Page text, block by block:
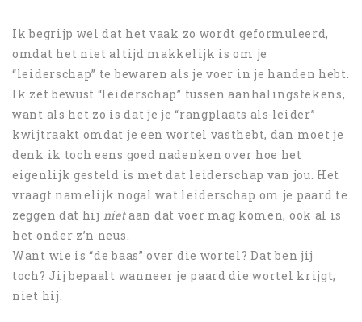
Ik begrijp wel dat het vaak zo wordt geformuleerd,
omdat het niet altijd makkelijk is om je
“leiderschap” te bewaren als je voer in je handen hebt.
Ik zet bewust “leiderschap” tussen aanhalingstekens,
want als het zo is dat je je “rangplaats als leider”
kwijtraakt omdat je een wortel vasthebt, dan moet je
denk ik toch eens goed nadenken over hoe het
eigenlijk gesteld is met dat leiderschap van jou. Het
vraagt namelijk nogal wat leiderschap om je paard te
zeggen dat hij nietaan dat voer mag komen, ook al is
het onder z’n neus.
Want wie is “de baas” over die wortel? Dat ben jij
toch? Jij bepaalt wanneer je paard die wortel krijgt,
niet hij.